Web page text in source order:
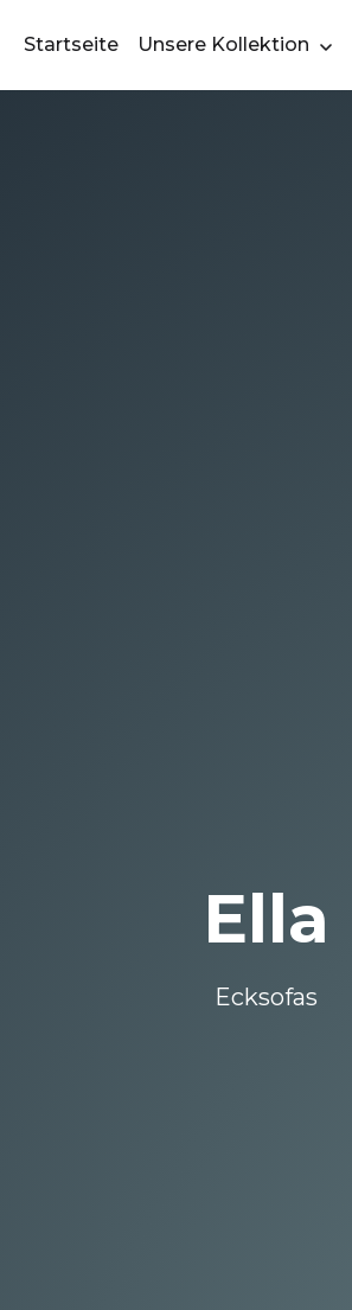
Startseite Unsere Kollektion
Ella
Ecksofas